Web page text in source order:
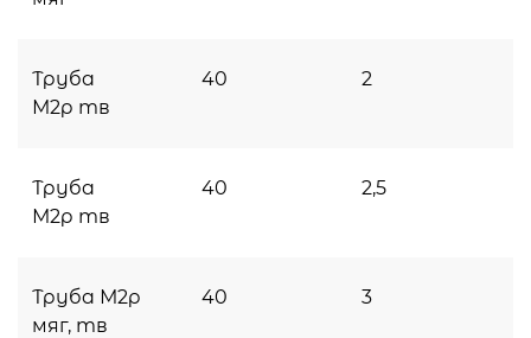
Труба
М2р тв
40 2
Труба
М2р тв
40 2,5
Труба М2р
мяг, тв
40 3